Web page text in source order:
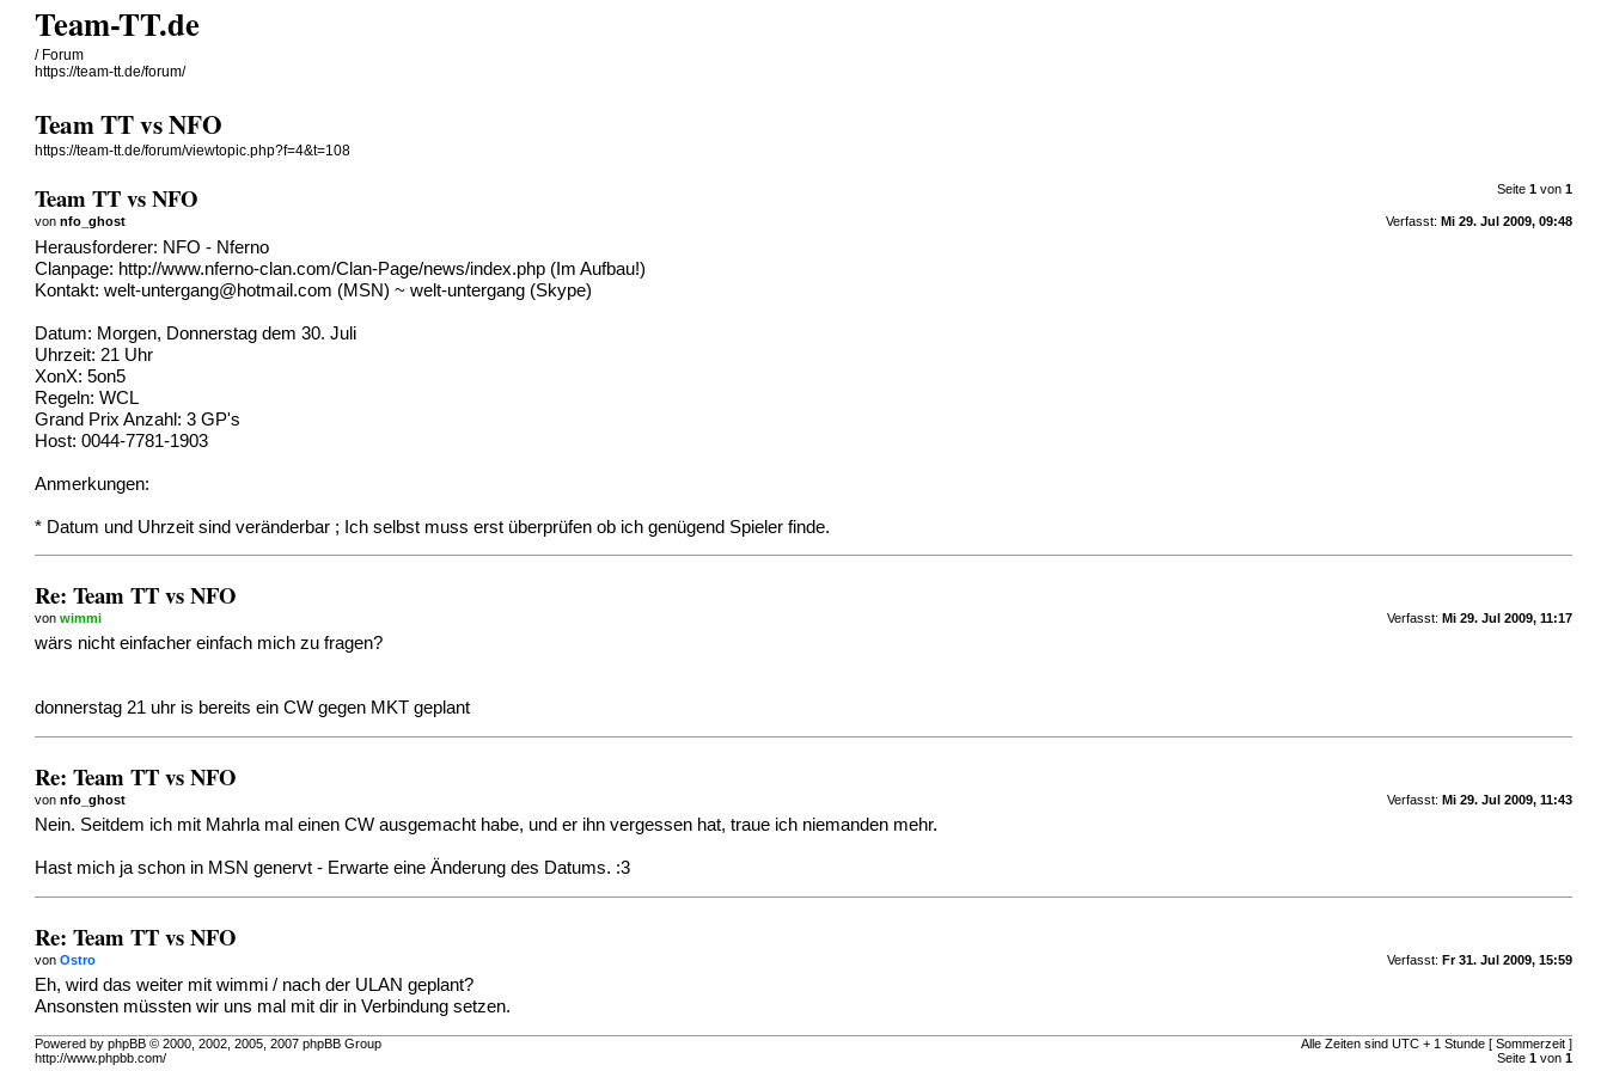
Team-TT.de
/ Forum
https://team-tt.de/forum/
Team TT vs NFO
https://team-tt.de/forum/viewtopic.php?f=4&t=108
Seite 1von 1
Team TT vs NFO
Verfasst: Mi 29. Jul 2009, 09:48
vonnfo_ghost
Herausforderer: NFO - Nferno
Clanpage: http://www.nferno-clan.com/Clan-Page/news/index.php (Im Aufbau!)
Kontakt:welt-untergang@hotmail.com (MSN) ~ welt-untergang (Skype)
Datum: Morgen, Donnerstag dem 30. Juli
Uhrzeit: 21 Uhr
XonX: 5on5
Regeln: WCL
Grand Prix Anzahl: 3 GP's
Host: 0044-7781-1903
Anmerkungen:
* Datum und Uhrzeit sind veränderbar ; Ich selbst muss erst überprüfen ob ich genügend Spieler finde.
Re: Team TT vs NFO
Verfasst: Mi 29. Jul 2009, 11:17
vonwimmi
wärs nicht einfacher einfach mich zu fragen?
donnerstag 21 uhr is bereits ein CW gegen MKT geplant
Re: Team TT vs NFO
Verfasst: Mi 29. Jul 2009, 11:43
vonnfo_ghost
Nein. Seitdem ich mit Mahrla mal einen CW ausgemacht habe, und er ihn vergessen hat, traue ich niemanden mehr.
Hast mich ja schon in MSN genervt - Erwarte eine Änderung des Datums. :3
Re: Team TT vs NFO
Verfasst: Fr 31. Jul 2009, 15:59
vonOstro
Eh, wird das weiter mit wimmi / nach der ULAN geplant?
Ansonsten müssten wir uns mal mit dir in Verbindung setzen.
Alle Zeiten sind UTC + 1 Stunde [ Sommerzeit ]
Seite 1von 1
Powered by phpBB © 2000, 2002, 2005, 2007 phpBB Group
http://www.phpbb.com/